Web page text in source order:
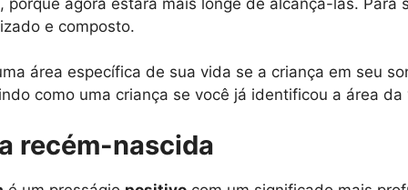
e composto.
área específica de sua vida se a criança em seu
como uma criança se você já identificou a área
recém-nascida